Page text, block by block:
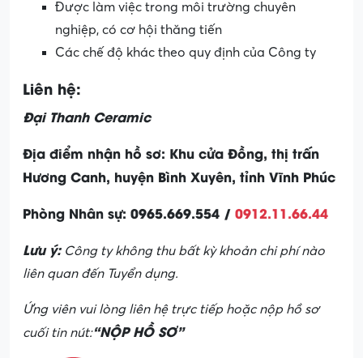
Được làm việc trong môi trường chuyên
nghiệp, có cơ hội thăng tiến
Các chế độ khác theo quy định của Công ty
Liên hệ:
Đại Thanh Ceramic
Địa điểm nhận hồ sơ: Khu cửa Đồng, thị trấn
Hương Canh, huyện Bình Xuyên, tỉnh Vĩnh Phúc
Phòng Nhân sự: 0965.669.554 / 0912.11.66.44
Lưu ý:Công ty không thu bất kỳ khoản chi phí nào
liên quan đến Tuyển dụng.
Ứng viên vui lòng liên hệ trực tiếp hoặc nộp hồ sơ
cuối tin nút:“NỘP HỒ SƠ”